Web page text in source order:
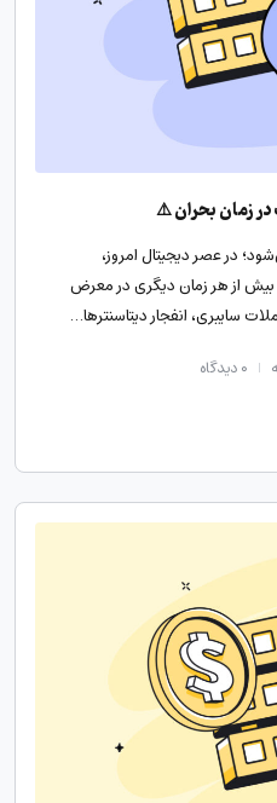
زمان بحران ⚠️
در عصر دیجیتال امروز،
از هر زمان دیگری در معرض
سایبری، انفجار دیتاسنترها…
۰دیدگاه